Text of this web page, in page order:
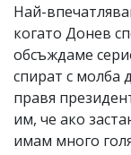
Най-
когато Донев
обсъждаме
спират с молба
правя
им, че ако
имам много